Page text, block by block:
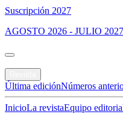
Suscripción 2027
AGOSTO 2026 - JULIO 2027
Última ediciónNúmeros
InicioLa revistaEquipo